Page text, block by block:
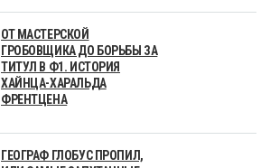
ОТ МАСТЕРСКОЙ
ГРОБОВЩИКА ДО БОРЬБЫ ЗА
ТИТУЛ В Ф1. ИСТОРИЯ
ХАЙНЦА-ХАРАЛЬДА
ФРЕНТЦЕНА
ГЕОГРАФ ГЛОБУС ПРОПИЛ,